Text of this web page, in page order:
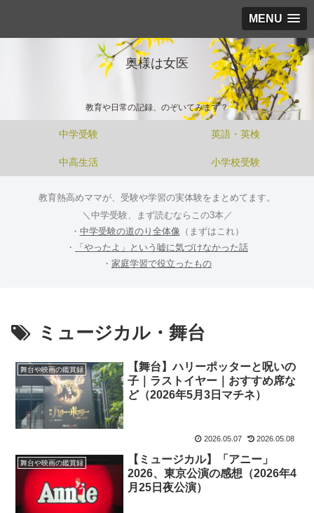
MENU
奥様は女医
教育や日常の記録、のぞいてみます？
中学受験 英語・英検
中高生活 小学校受験
教育熱高めママが、受験や学習の実体験をまとめてます。
＼中学受験、まず読むならこの3本／
・ 中学受験の道のり全体像 （まずはこれ）
・
「やったよ」という嘘に気づけなかった話
・ 家庭学習で役立ったもの
ミュージカル・舞台
舞台や映画の鑑賞録
【舞台】ハリーポッターと呪いの
子｜ラストイヤー｜おすすめ席な
ど（2026年5月3日マチネ）
2026.05.07 2026.05.08
舞台や映画の鑑賞録
【ミュージカル】「アニー」
2026、東京公演の感想（2026年4
月25日夜公演）